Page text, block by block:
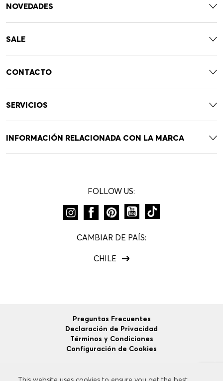
NOVEDADES
SALE
CONTACTO
SERVICIOS
INFORMACIÓN RELACIONADA CON LA MARCA
FOLLOW US:
CAMBIAR DE PAÍS:
CHILE
Preguntas Frecuentes
Declaración de Privacidad
Términos y Condiciones
Configuración de Cookies